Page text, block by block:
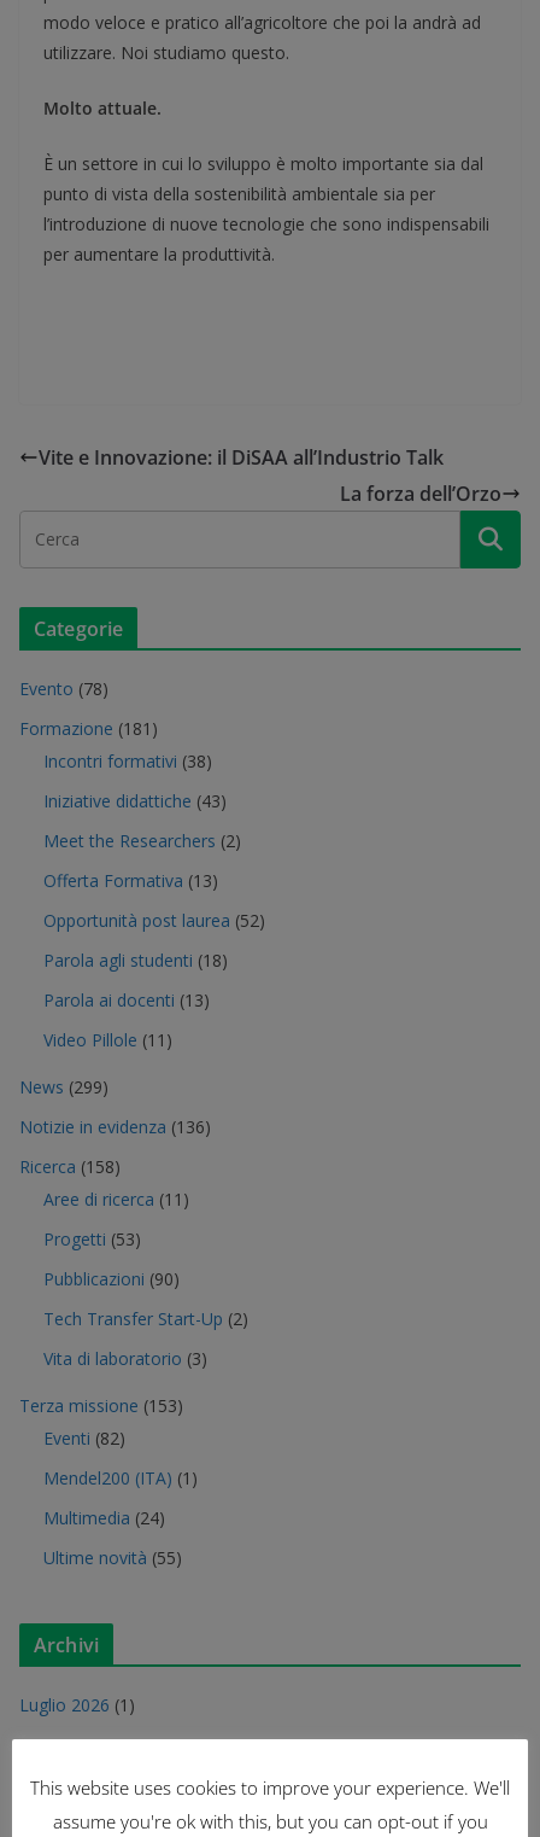
modo veloce e pratico all’agricoltore che poi la andrà ad
utilizzare. Noi studiamo questo.
Molto attuale.
È un settore in cui lo sviluppo è molto importante sia dal
punto di vista della sostenibilità ambientale sia per
l’introduzione di nuove tecnologie che sono indispensabili
per aumentare la produttività.
Vite e Innovazione: il DiSAA all’Industrio Talk
La forza dell’Orzo
Categorie
Evento (78)
Formazione (181)
Incontri formativi (38)
Iniziative didattiche (43)
Meet the Researchers (2)
Offerta Formativa (13)
Opportunità post laurea (52)
Parola agli studenti (18)
Parola ai docenti (13)
Video Pillole (11)
News (299)
Notizie in evidenza (136)
Ricerca (158)
Aree di ricerca (11)
Progetti (53)
Pubblicazioni (90)
Tech Transfer Start-Up (2)
Vita di laboratorio (3)
Terza missione (153)
Eventi (82)
Mendel200 (ITA) (1)
Multimedia (24)
Ultime novità (55)
Archivi
Luglio 2026 (1)
Giugno 2026(2)
Maggio 2026(1)
Aprile 2026(3)
This website uses cookies to improve your experience. We'll
assume you're ok with this, but you can opt-out if you